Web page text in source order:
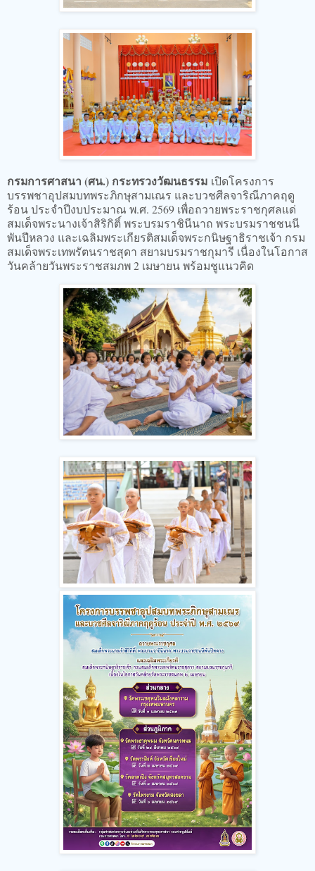
กรมการศาสนา (ศน.) กระทรวงวัฒนธรรม เปิดโครงการ
บรรพชาอุปสมบทพระภิกษุสามเณร และบวชศีลจาริณีภาคฤดู
ร้อน ประจำปีงบประมาณ พ.ศ. 2569 เพื่อถวายพระราชกุศลแด่
สมเด็จพระนางเจ้าสิริกิติ์ พระบรมราชินีนาถ พระบรมราชชนนี
พันปีหลวง และเฉลิมพระเกียรติสมเด็จพระกนิษฐาธิราชเจ้า กรม
สมเด็จพระเทพรัตนราชสุดา สยามบรมราชกุมารี เนื่องในโอกาส
วันคล้ายวันพระราชสมภพ 2 เมษายน พร้อมชูแนวคิด